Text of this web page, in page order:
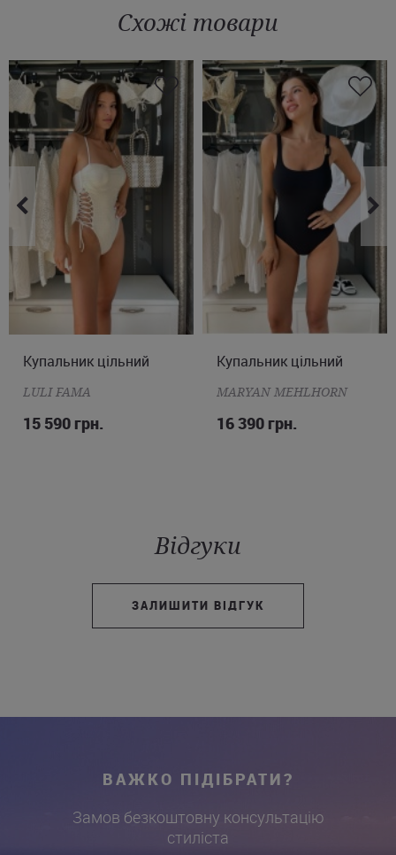
* Низ у формі стрінгів, високо відкриті стегна.
Купити чорний суцільний купальник Maison Close можна з
доставкою в Івано-Франківськ, Хмельницький, Дніпро й інші
міста України.
Схожі товари
S M L
Купальник цільний
LULI FAMA
15 590 грн.
M L XL 2XL
Купальник цільний
MARYAN MEHLHORN
16 390 грн.
Відгуки
ЗАЛИШИТИ ВІДГУК
ВАЖКО ПІДІБРАТИ?
Замов безкоштовну консультацію
стиліста